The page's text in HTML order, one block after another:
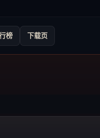
榜 下载页